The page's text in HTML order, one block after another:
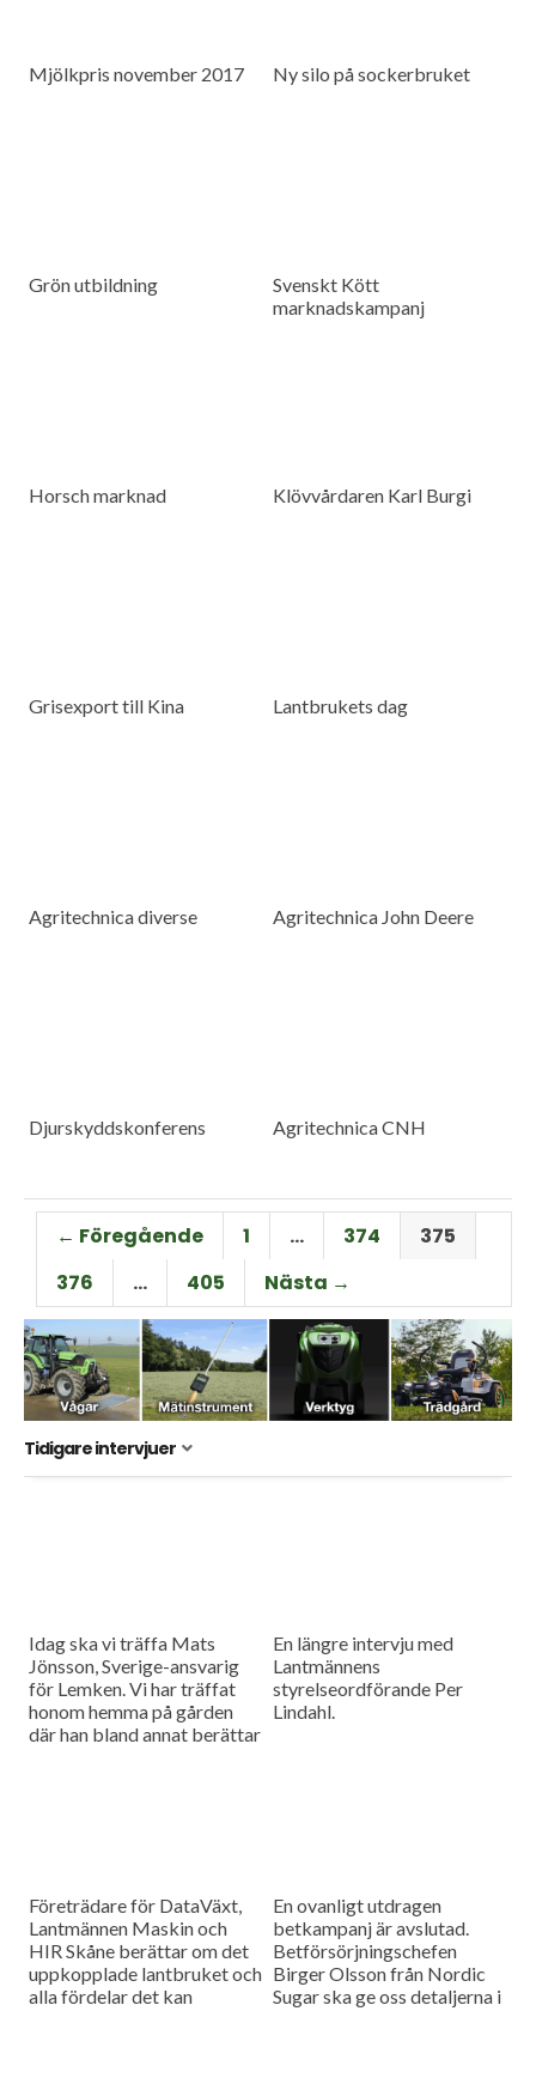
Mjölkpris november 2017 Ny silo på sockerbruket
Grön utbildning
Svenskt Kött
marknadskampanj
Horsch marknad Klövvårdaren Karl Burgi
Grisexport till Kina Lantbrukets dag
Agritechnica diverse Agritechnica John Deere
Djurskyddskonferens Agritechnica CNH
← Föregående 1 … 374
375
376
… 405 Nästa →
Tidigare intervjuer
Idag ska vi träffa Mats
Jönsson, Sverige-ansvarig
för Lemken. Vi har träffat
honom hemma på gården
där han bland annat berättar
En längre intervju med
Lantmännens
styrelseordförande Per
Lindahl.
Företrädare för DataVäxt,
Lantmännen Maskin och
HIR Skåne berättar om det
uppkopplade lantbruket och
alla fördelar det kan
En ovanligt utdragen
betkampanj är avslutad.
Betförsörjningschefen
Birger Olsson från Nordic
Sugar ska ge oss detaljerna i